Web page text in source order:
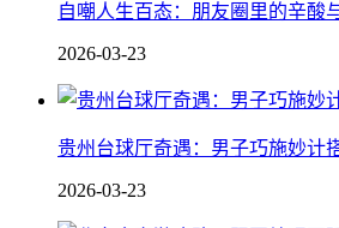
自嘲人生百态：朋友圈里的辛酸
2026-03-23
贵州台球厅奇遇：男子巧施妙计
2026-03-23